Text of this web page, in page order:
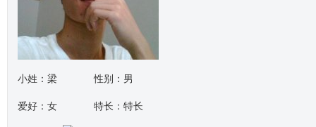
小姓：梁 性别：男
爱好：女 特长：特长